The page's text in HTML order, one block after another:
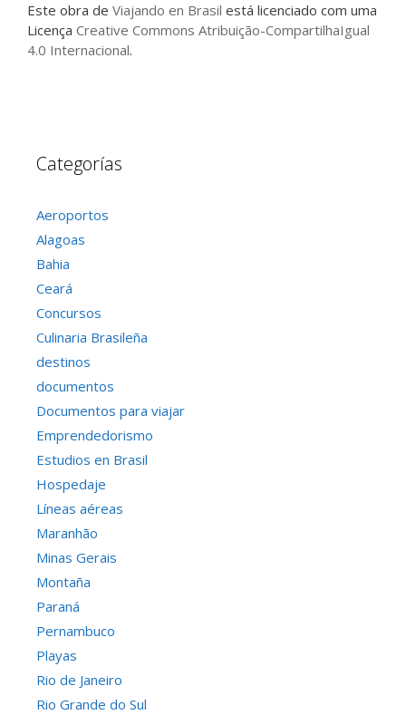
Este obra de Viajando en Brasil está licenciado com uma
Licença Creative Commons Atribuição-CompartilhaIgual
4.0 Internacional.
Categorías
Aeroportos
Alagoas
Bahia
Ceará
Concursos
Culinaria Brasileña
destinos
documentos
Documentos para viajar
Emprendedorismo
Estudios en Brasil
Hospedaje
Líneas aéreas
Maranhão
Minas Gerais
Montaña
Paraná
Pernambuco
Playas
Rio de Janeiro
Rio Grande do Sul